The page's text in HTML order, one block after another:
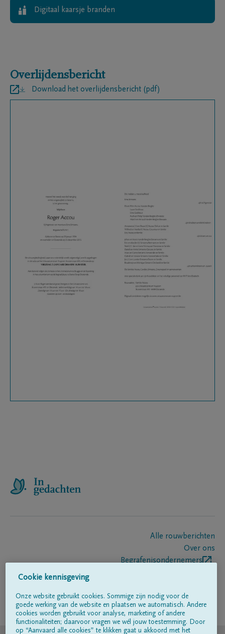
Digitaal kaarsje branden
Overlijdensbericht
Download het overlijdensbericht (pdf)
Alle rouwberichten
Over ons
Begrafenisondernemers
Volg ons op
Cookie kennisgeving
Onze website gebruikt cookies. Sommige zijn nodig voor de
goede werking van de website en plaatsen we automatisch. Andere
cookies worden gebruikt voor analyse, marketing of andere
functionaliteiten; daarvoor vragen we wél jouw toestemming. Door
op “Aanvaard alle cookies” te klikken gaat u akkoord met het